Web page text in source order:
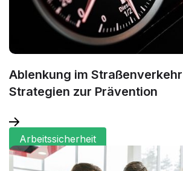
Ablenkung im Straßenverkehr
Strategien zur Prävention
Arbeitssicherheit